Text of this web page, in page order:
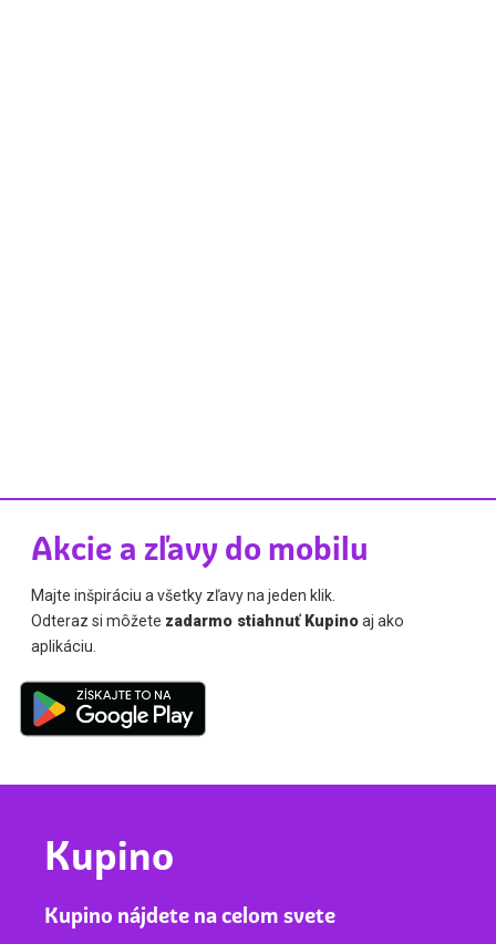
Akcie a zľavy do mobilu
Majte inšpiráciu a všetky zľavy na jeden klik.
Odteraz si môžete zadarmo stiahnuť Kupinoaj ako
aplikáciu.
Kupino
Kupino nájdete na celom svete